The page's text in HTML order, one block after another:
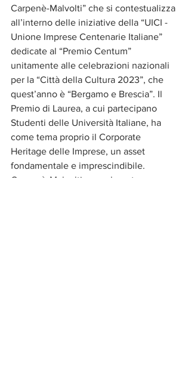
Carpenè-Malvolti” che si contestualizza
all’interno delle iniziative della “UICI -
Unione Imprese Centenarie Italiane”
dedicate al “Premio Centum”
unitamente alle celebrazioni nazionali
per la “Città della Cultura 2023”, che
quest’anno è “Bergamo e Brescia”. Il
Premio di Laurea, a cui partecipano
Studenti delle Università Italiane, ha
come tema proprio il Corporate
Heritage delle Imprese, un asset
fondamentale e imprescindibile.
Carpenè-Malvolti annualmente